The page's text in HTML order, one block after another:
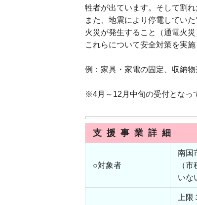
牲者が出ています。そして割
また、地震により停電してい
火災が発生すること（通電火災
これらについて安全対策を実
例：家具・家電の固定、収納
※4月～12月中旬の受付となっ
支 援 事 業 詳 細
○対象者
南国
（
いな
上